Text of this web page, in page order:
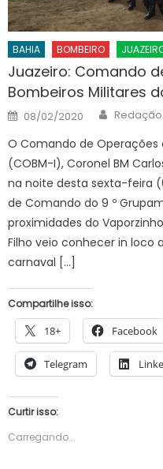
BAHIA BOMBEIRO
Juazeiro: Comando
Bombeiros Militares
Posted
on
08/02/2020 Author
O Comando de Operações
(COBM-I), Coronel BM
na noite desta sexta-feira
de Comando do 9 º
proximidades do
Filho veio conhecer in loco
carnaval […]
Compartilhe isso:
18+ Facebook
Telegram
Curtir isso:
Carregando...